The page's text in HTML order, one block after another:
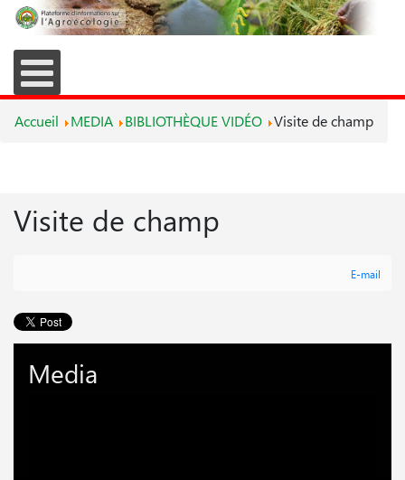
Accueil MEDIA BIBLIOTHÈQUE VIDÉO Visite de champ
Visite de champ
E-mail
Media